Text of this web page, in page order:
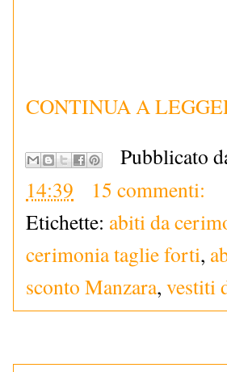
CONTINUA A
Pubblicato
14:39
15 commenti:
Etichette: abiti da
cerimonia taglie forti,
sconto Manzara, vestiti